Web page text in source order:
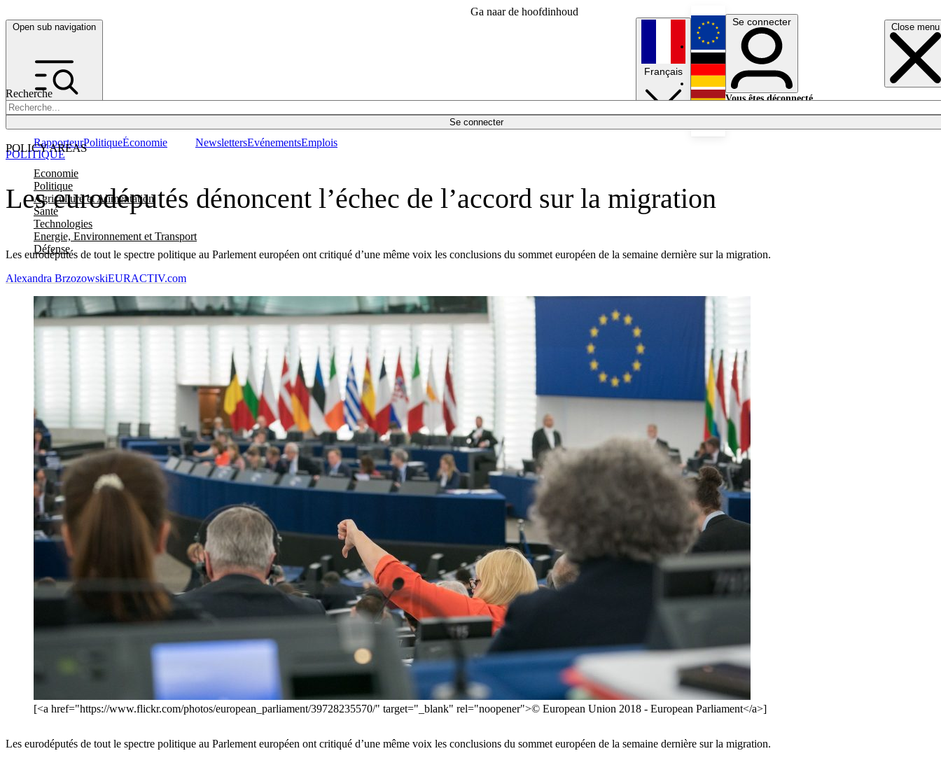
Ga naar de hoofdinhoud
Open sub navigation Close menu
Recherche
Se connecter
POLICY AREAS
Economie
Politique
Agriculture et Alimentation
Santé
Technologies
Energie, Environnement et Transport
Défense
RapporteurPolitiqueÉconomie NewslettersEvénementsEmplois
Français
English
Deutsch
Se connecter
Vous êtes déconnecté.
Les eurodéputés dénoncent l’échec de l’accord sur la migration
Les eurodéputés de tout le spectre politique au Parlement européen ont critiqué d’une même voix les conclusions du sommet européen de la semaine dernière sur la migration.
POLITIQUE
Alexandra BrzozowskiEURACTIV.com
[<a href="https://www.flickr.com/photos/european_parliament/39728235570/" target="_blank" rel="noopener">© European Union 2018 - European Parliament</a>]
Les eurodéputés de tout le spectre politique au Parlement européen ont critiqué d’une même voix les conclusions du sommet européen de la semaine dernière sur la migration.